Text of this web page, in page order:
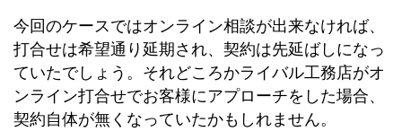
今回のケースではオンライン相談が出来なければ、
打合せは希望通り延期され、契約は先延ばしになっ
ていたでしょう。それどころかライバル工務店がオ
ンライン打合せでお客様にアプローチをした場合、
契約自体が無くなっていたかもしれません。